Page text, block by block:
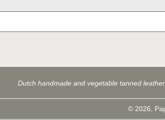
Dutch handmade and vegetable tanned
© 2026,